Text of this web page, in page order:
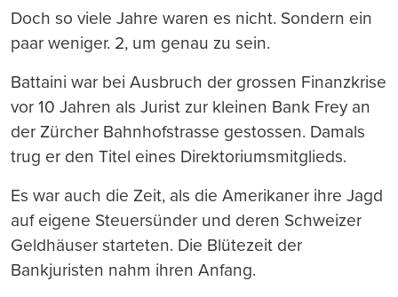
Doch so viele Jahre waren es nicht. Sondern ein
paar weniger. 2, um genau zu sein.
Battaini war bei Ausbruch der grossen Finanzkrise
vor 10 Jahren als Jurist zur kleinen Bank Frey an
der Zürcher Bahnhofstrasse gestossen. Damals
trug er den Titel eines Direktoriumsmitglieds.
Es war auch die Zeit, als die Amerikaner ihre Jagd
auf eigene Steuersünder und deren Schweizer
Geldhäuser starteten. Die Blütezeit der
Bankjuristen nahm ihren Anfang.